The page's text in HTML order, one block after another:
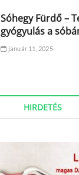
Sóhegy Fürdő –
gyógyulás a
január 11, 2025
HIRDETÉS